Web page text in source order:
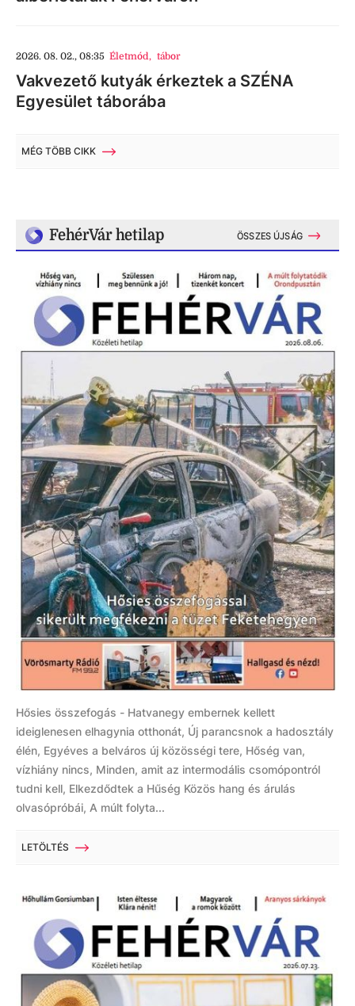
2026. 08. 02., 08:35 Életmód, tábor
Vakvezető kutyák érkeztek a SZÉNA
Egyesület táborába
MÉG TÖBB CIKK
FehérVár hetilap ÖSSZES ÚJSÁG
Hősies összefogás - Hatvanegy embernek kellett
ideiglenesen elhagynia otthonát, Új parancsnok a hadosztály
élén, Egyéves a belváros új közösségi tere, Hőség van,
vízhiány nincs, Minden, amit az intermodális csomópontról
tudni kell, Elkezdődtek a Hűség Közös hang és árulás
olvasópróbái, A múlt folyta...
LETÖLTÉS